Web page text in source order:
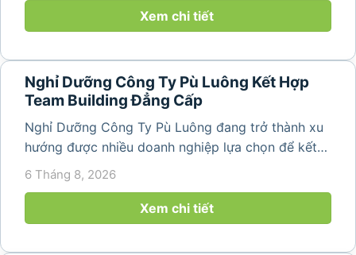
nguyên sơ, không khí...Xem chi tiết
Nghỉ Dưỡng Công Ty Pù Luông Kết Hợp
Team Building Đẳng Cấp
Nghỉ Dưỡng Công Ty Pù Luông đang trở thành xu
hướng được nhiều doanh nghiệp lựa chọn để kết
hợp giữa nghỉ ngơi, tái tạo năng lượng và xây
dựng tinh thần đồng đội. Thay vì những chuyến du
lịch đơn thuần, nhiều công ty...
6 Tháng 8, 2026
Xem chi tiết